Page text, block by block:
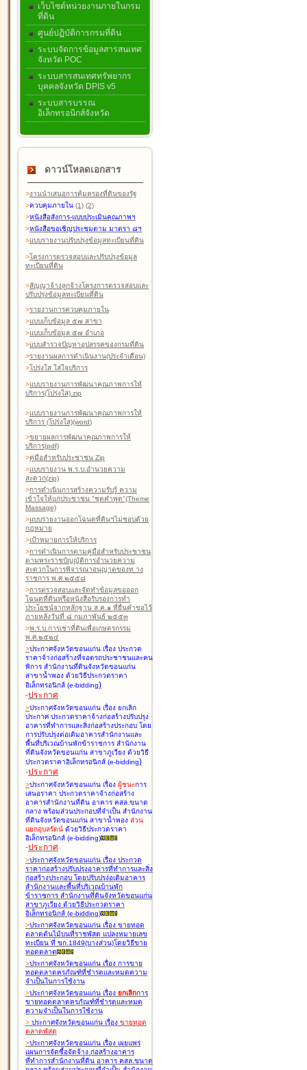
เว็บไซต์หน่วยงานภายในกรม
ที่ดิน
ศูนย์ปฏิบัติการกรมที่ดิน
ระบบจัดการข้อมูลสารสนเทศ
จังหวัด POC
ระบบสารสนเทศทรัพยากร
บุคคลจังหวัด DPIS v5
ระบบสารบรรณ
อิเล็กทรอนิกส์จังหวัด
ดาวน์โหลดเอกสาร
>งานนำเสนอการคุ้มครองที่ดินของรัฐ
>ควบคุมภายใน (1) (2)
>หนังสือสังการ-แบบประเมินคุณภาพฯ
>หนังสือขอเชิญประชุมตาม มาตรา ๘ฯ
>แบบรายงานปรับปรุงข้อมูลทะเบียนที่ดิน
>โครงการตรวจสอบและปรับปรุงข้อมูล
ทะเบียนที่ดิน
>สัญญาจ้างลูกจ้างโครงการตรวจสอบและ
ปรับปรุงข้อมูลทะเบียนที่ดิน
>รายงานการควบคุมภายใน
>แบบเก็บข้อมูล ๕๗ สาขา
>แบบเก็บข้อมูล ๕๗ อำเภอ
>แบบสำรวจปัญหาอุปสรรคของกรมที่ดิน
>รายงานผลการดำเนินงาน(ประจำเดือน)
>โปร่งใส ใส่ใจบริการ
>แบบรายงานการพัฒนาคุณภาพการให้
บริการ(โปร่งใส).zip
>แบบรายงานการพัฒนาคุณภาพการให้
บริการ (โปร่งใส)(word)
>ขยายผลการพัฒนาคุณภาพการให้
บริการ(pdf)
>คู่มือสำหรับประชาชน Zip
>แบบรายงาน พ.ร.บ.อำนวยความ
สะดวก(zip)
>การดำเนินการสร้างความรับรู้ ความ
เข้าใจให้แก่ประชาชน "ชุดคำพูด"(Theme
Massage)
>แบบรายงานออกโฉนดที่ดินฯไม่ชอบด้วย
กฎหมาย
>เป้าหมายการให้บริการ
>การดำเนินการตามคู่มือสำหรับประชาชน
ตามพระราชบัญญัติการอำนวยความ
สะดวกในการพิจารณาอนุญาตของท าง
ราชการ พ.ศ.๒๕๕๘
>การตรวจสอบและจัดทำข้อมูลขอออก
โฉนดที่ดินหรือหนังสือรับรองการทำ
ประโยชน์จากหลักฐาน ส.ค.๑ ที่ยื่นคำขอไว้
ภายหลังวันที่ ๘ กุมภาพันธ์ ๒๕๕๓
>พ.ร.บ.การเช่าที่ดินเพื่อเกษตรกรรม
พ.ศ.๒๕๒๔
>ประกาศจังหวัดขอนแก่น เรื่อง ประกวด
ราคาจ้างก่อสร้างที่จอดรถประชาชนและคน
พิการ สำนักงานที่ดินจังหวัดขอนแก่น
สาขาน้ำพอง ด้วยวิธีประกวดราคา
อิเล็กทรอนิกส์ (e-bidding)
-ประกาศ
>ประกาศจังหวัดขอนแก่น เรื่อง ยกเลิก
ประกาศ ประกวดราคาจ้างก่อสร้างปรับปรุง
อาคารที่ทำการและสิ่งก่อสร้างประกอบ โดย
การปรับปรุงต่อเติมอาคารสำนักงานและ
พื้นที่บริเวณบ้านพักข้าราชการ สำนักงาน
ที่ดินจังหวัดขอนแก่น สาขาภูเวียง ด้วยวิธี
ประกวดราคาอิเล็กทรอนิกส์ (e-bidding)
-ประกาศ
>ประกาศจังหวัดขอนแก่น เรื่อง ผู้ชนะการ
เสนอราคา ประกวดราคาจ้างก่อสร้าง
อาคารสำนักงานที่ดิน อาคาร คสล.ขนาด
กลาง พร้อมส่วนประกอบที่จำเป็น สำนักงาน
ที่ดินจังหวัดขอนแก่น สาขาน้ำพอง ส่วน
แยกอุบลรัตน์ ด้วยวิธีประกวดราคา
อิเล็กทรอนิกส์ (e-bidding)
-ประกาศ
>ประกาศจังหวัดขอนแก่น เรื่อง ประกวด
ราคาก่อสร้างปรับปรุงอาคารที่ทำการและสิ่ง
ก่อสร้างประกอบ โดยปรับปรุง่อเติมอาคาร
สำนักงานและพื้นที่บริเวณบ้านพัก
ข้าราชการ สำนักงานที่ดินจังหวัดขอนแก่น
สาขาภูเวียง ด้วยวิธีประกวดราคา
อิเล็กทรอนิกส์ (e-bidding)
>ประกาศจังหวัดขอนแก่น เรื่อง ขายทอด
ตลาดต้นไม้บนที่ราชพัสดุ แปลงหมายเลข
ทะเบียน ที่ ขก.1849(บางส่วน)โดยวิธีขาย
ทอดตลาด
>ประกาศจังหวัดขอนแก่น เรื่อง การขาย
ทอดตลาดครุภัณฑ์ที่ชำรุดและหมดความ
จำเป็นในการใช้งาน
>ประกาศจังหวัดขอนแก่น เรื่อง ยกเลิกการ
ขายทอดตลาดครุภัณฑ์ที่ชำรุดและหมด
ความจำเป็นในการใช้งาน
> ประกาศจังหวัดขอนแก่น เรื่อง ขายทอด
ตลาดพัสดุ
>ประกาศจังหวัดขอนแก่น เรื่อง เผยแพร่
แผนการจัดซื้อจัดจ้าง ก่อสร้างอาคาร
ที่ทำการสำนักงานที่ดิน อาคาร คสล.ขนาด